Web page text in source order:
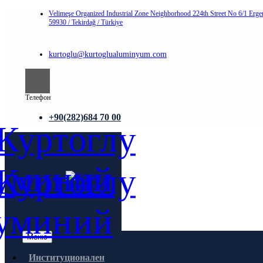
Velimeşe Organized Industrial Zone Neighborhood 224th Street No 6/1
59930 / Tekirdağ / Türkiye
kurtoglu@kurtoglualuminyum.com
Телефон
+90(282)684 70 00
Меню
Институционален